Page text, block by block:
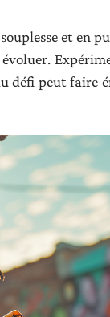
et en
défi peut faire